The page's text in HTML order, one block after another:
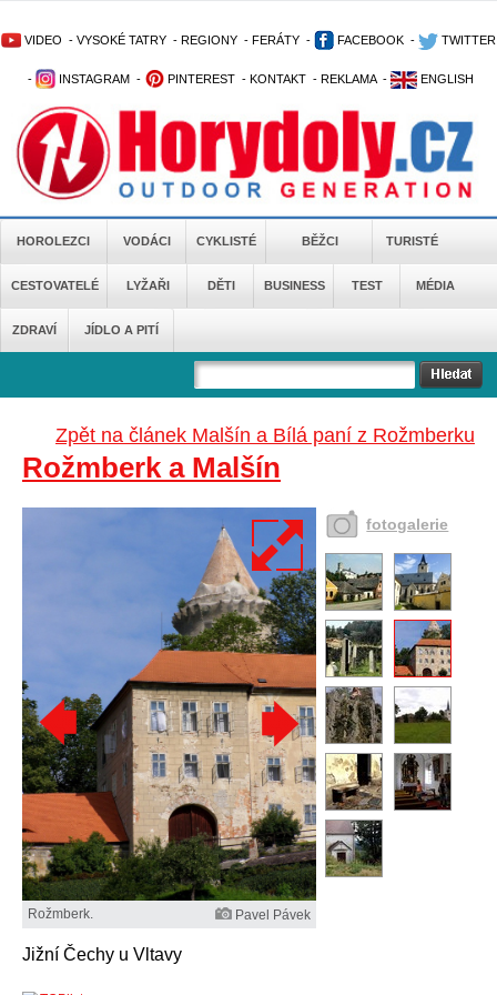
VIDEO - VYSOKÉ TATRY - REGIONY - FERÁTY - FACEBOOK - TWITTER
- INSTAGRAM - PINTEREST - KONTAKT - REKLAMA - ENGLISH
HOROLEZCI VODÁCI CYKLISTÉ BĚŽCI TURISTÉ
CESTOVATELÉ LYŽAŘI DĚTI BUSINESS TEST MÉDIA
ZDRAVÍ JÍDLO A PITÍ
Zpět na článek Malšín a Bílá paní z Rožmberku
Rožmberk a Malšín
Rožmberk. Pavel Pávek
Jižní Čechy u Vltavy
fotogalerie